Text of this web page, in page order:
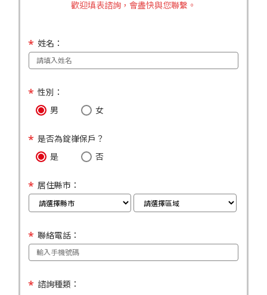
歡迎填表諮詢，會盡快與您聯繫。
姓名：
性別：
男
女
是否為錠嵂保戶？
是
否
居住縣市：
聯絡電話：
諮詢種類：